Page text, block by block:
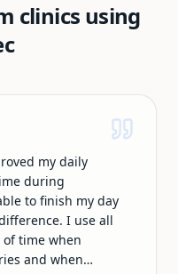
clinics using
my daily
during
to finish my day
I use all
time when
and when